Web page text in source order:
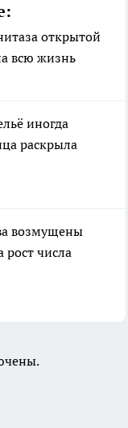
открытой
всю жизнь
иногда
раскрыла
возмущены
числа